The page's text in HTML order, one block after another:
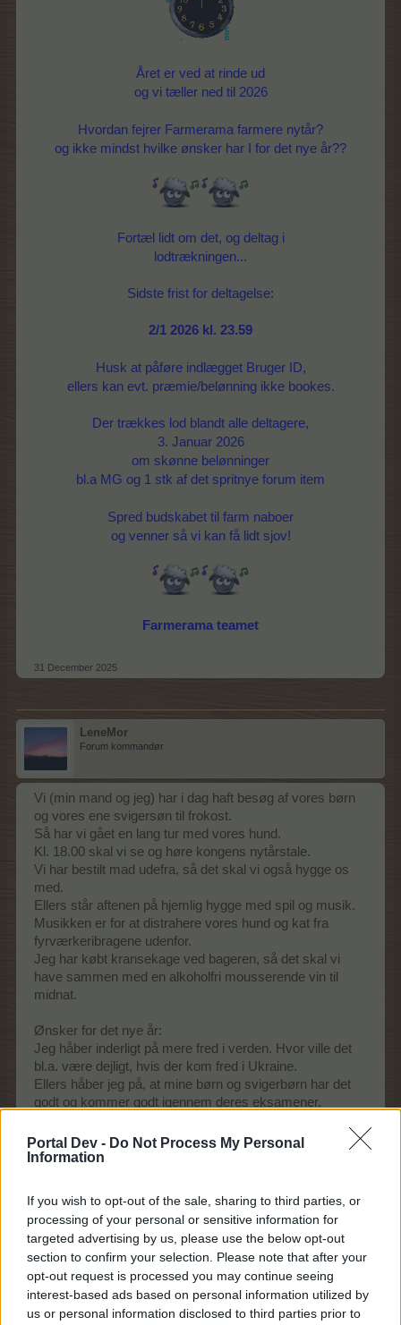
Portal Dev - Do Not Process My Personal
Information
If you wish to opt-out of the sale, sharing to third parties, or
processing of your personal or sensitive information for
targeted advertising by us, please use the below opt-out
section to confirm your selection. Please note that after your
opt-out request is processed you may continue seeing
interest-based ads based on personal information utilized by
us or personal information disclosed to third parties prior to
Året er ved at rinde ud
og vi tæller ned til 2026
Hvordan fejrer Farmerama farmere nytår?
og ikke mindst hvilke ønsker har I for det nye år??
Fortæl lidt om det, og deltag i
lodtrækningen...
Sidste frist for deltagelse:
2/1 2026 kl. 23.59
Husk at påføre indlægget Bruger ID,
ellers kan evt. præmie/belønning ikke bookes.
Der trækkes lod blandt alle deltagere,
3. Januar 2026
om skønne belønninger
bl.a MG og 1 stk af det spritnye forum item
Spred budskabet til farm naboer
og venner så vi kan få lidt sjov!
Farmerama teamet
31 December 2025
LeneMor
Forum kommandør
Vi (min mand og jeg) har i dag haft besøg af vores børn
og vores ene svigersøn til frokost.
Så har vi gået en lang tur med vores hund.
Kl. 18.00 skal vi se og høre kongens nytårstale.
Vi har bestilt mad udefra, så det skal vi også hygge os
med.
Ellers står aftenen på hjemlig hygge med spil og musik.
Musikken er for at distrahere vores hund og kat fra
fyrværkeribragene udenfor.
Jeg har købt kransekage ved bageren, så det skal vi
have sammen med en alkoholfri mousserende vin til
midnat.
Ønsker for det nye år:
Jeg håber inderligt på mere fred i verden. Hvor ville det
bl.a. være dejligt, hvis der kom fred i Ukraine.
Ellers håber jeg på, at mine børn og svigerbørn har det
godt og kommer godt igennem deres eksamener.
hinanden og husker hinanden i en travl hverdag
31 December 2025
vildtsogaard
Forum prof